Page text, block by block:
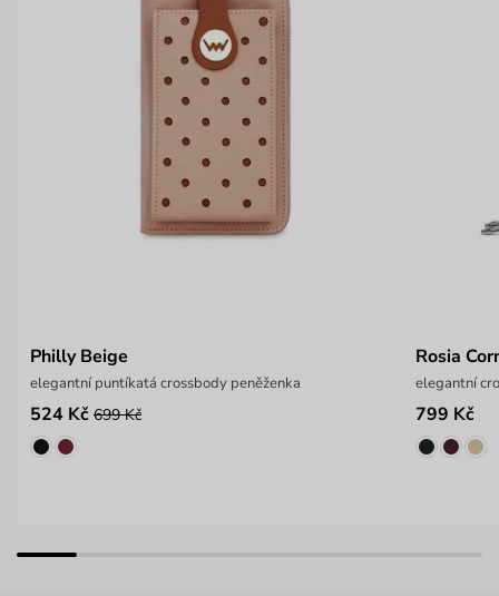
Philly Beige
elegantní puntíkatá crossbody peněženka
524 Kč 699 Kč
Rosia
elegantní
799 Kč